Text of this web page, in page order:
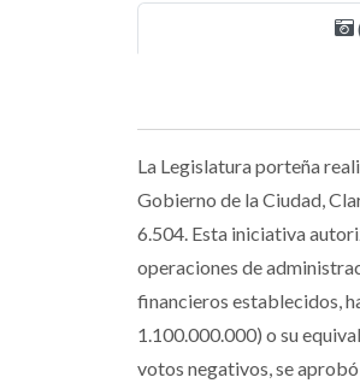
La Legislatura porteña
Gobierno de la Ciudad,
6.504. Esta iniciativa
operaciones de
financieros establecidos,
1.100.000.000) o su
votos negativos, se